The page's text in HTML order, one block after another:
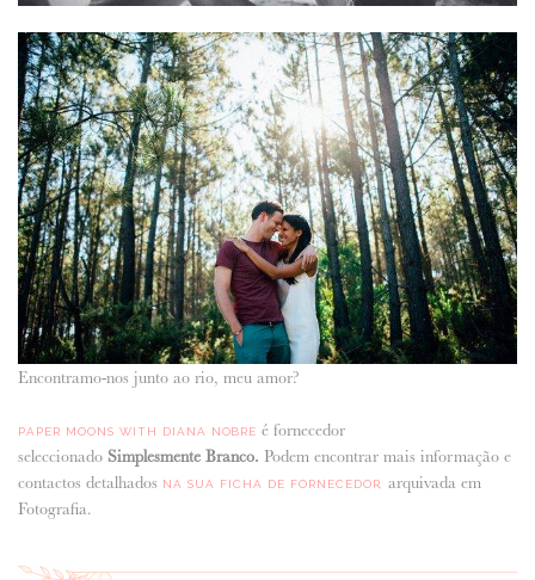
Encontramo-nos junto ao rio, meu amor?
PAPER MOONS WITH DIANA NOBRE é fornecedor
seleccionado Simplesmente Branco. Podem encontrar mais informação e
contactos detalhados NA SUA FICHA DE FORNECEDOR,
arquivada em
Fotografia.